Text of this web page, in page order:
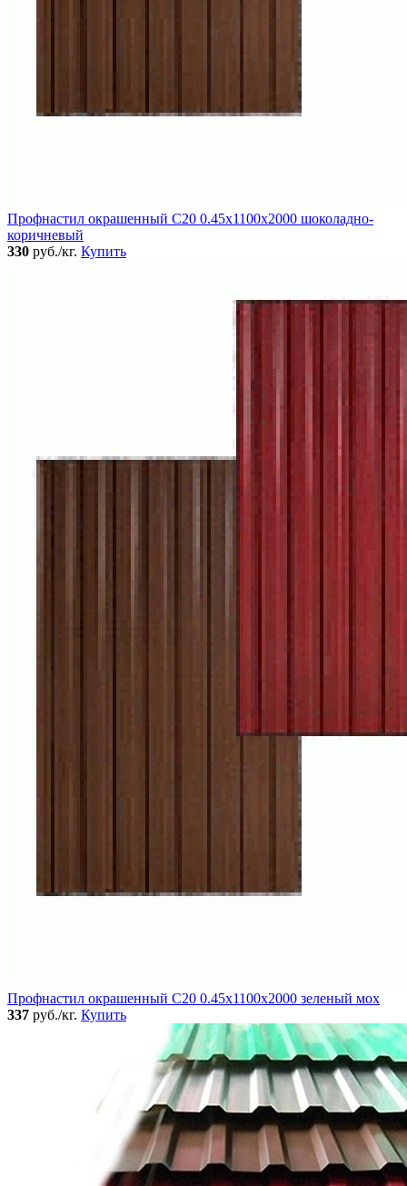
Профнастил окрашенный C20 0.45x1100x2000 шоколадно-
коричневый
330 руб./кг. Купить
Профнастил окрашенный C20 0.45x1100x2000 зеленый мох
337 руб./кг. Купить